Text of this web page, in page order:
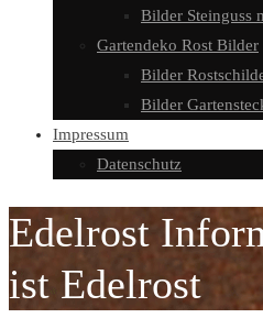
Bilder Steinguss
Gartendeko Rost Bilder
Bilder
Bilder
Impressum
Datenschutz
Edelrost
ist Edelrost